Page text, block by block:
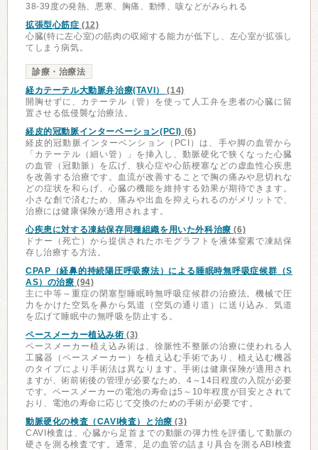
38-39度の発熱、悪寒、胸痛、動悸、咳などがみられる
拡張型心筋症 (12)
心臓(特に左心室)の筋肉の収縮する能力が低下し、左心室が拡張し
てしまう病気。
診療・治療法
経カテーテル大動脈弁治療(TAVI）
(14)
開胸せずに、カテーテル（管）を使って人工弁を患者の心臓に留
置させる低侵襲な治療法。
経皮的冠動脈インターベーション(PCI) (6)
経皮的冠動脈インターベンション（PCI）は、手や脚の血管から
「カテーテル（細い管）」を挿入し、動脈硬化で狭くなった心臓
の血管（冠動脈）を広げ、狭心症や心筋梗塞などの虚血性心疾患
を改善する治療です。血流が改善することで胸の痛みや息切れな
どの症状を和らげ、心臓の機能を維持する効果が期待できます。
小さな創で済むため、痛みや出血を抑えられるのがメリットで、
治療には健康保険が適用されます。
心疾患に対する凍結保存同種組織を用いた外科治療 (6)
ドナー（死亡）から提供されたホモグラフトを液体窒素で凍結保
存し治療する方法。
CPAP（経鼻的持続陽圧呼吸療法）による睡眠時無呼吸症候群（S
AS）の治療 (94)
主に中等～重症の閉塞型睡眠時無呼吸症候群の治療法。機械で圧
力をかけた空気を鼻から気道（空気の通り道）に送り込み、気道
を広げて睡眠中の無呼吸を防止する。
ペースメーカー植込み術 (3)
ペースメーカー植え込み術は、徐脈性不整脈の治療に使われる人
工臓器（ペースメーカー）を植え込む手術であり、植え込む機器
のタイプにより手術法は異なります。手術は健康保険が適用され
ますが、術前術後の管理が必要なため、4～14日程度の入院が必要
です。ペースメーカーの電池の寿命は5～10年程度が目安とされて
おり、電池の寿命に応じて交換のための手術が必要です。
動脈硬化の検査（CAVI検査）と治療 (3)
CAVI検査は、心臓から足首までの動脈の弾力性を評価して動脈の
硬さを測る検査です。通常、足の血管の詰まり具合を測るABI検査